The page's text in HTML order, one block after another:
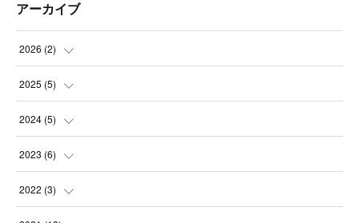
アーカイブ
2026 (2)
( )
( )
2025 (5)
( )
( )
(
(1
2024 (5)
( )
( )
(1
2023 (6)
( )
2022 (3)